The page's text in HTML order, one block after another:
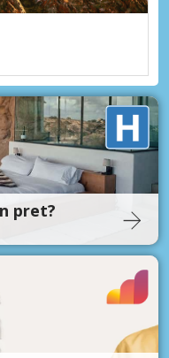
pret?